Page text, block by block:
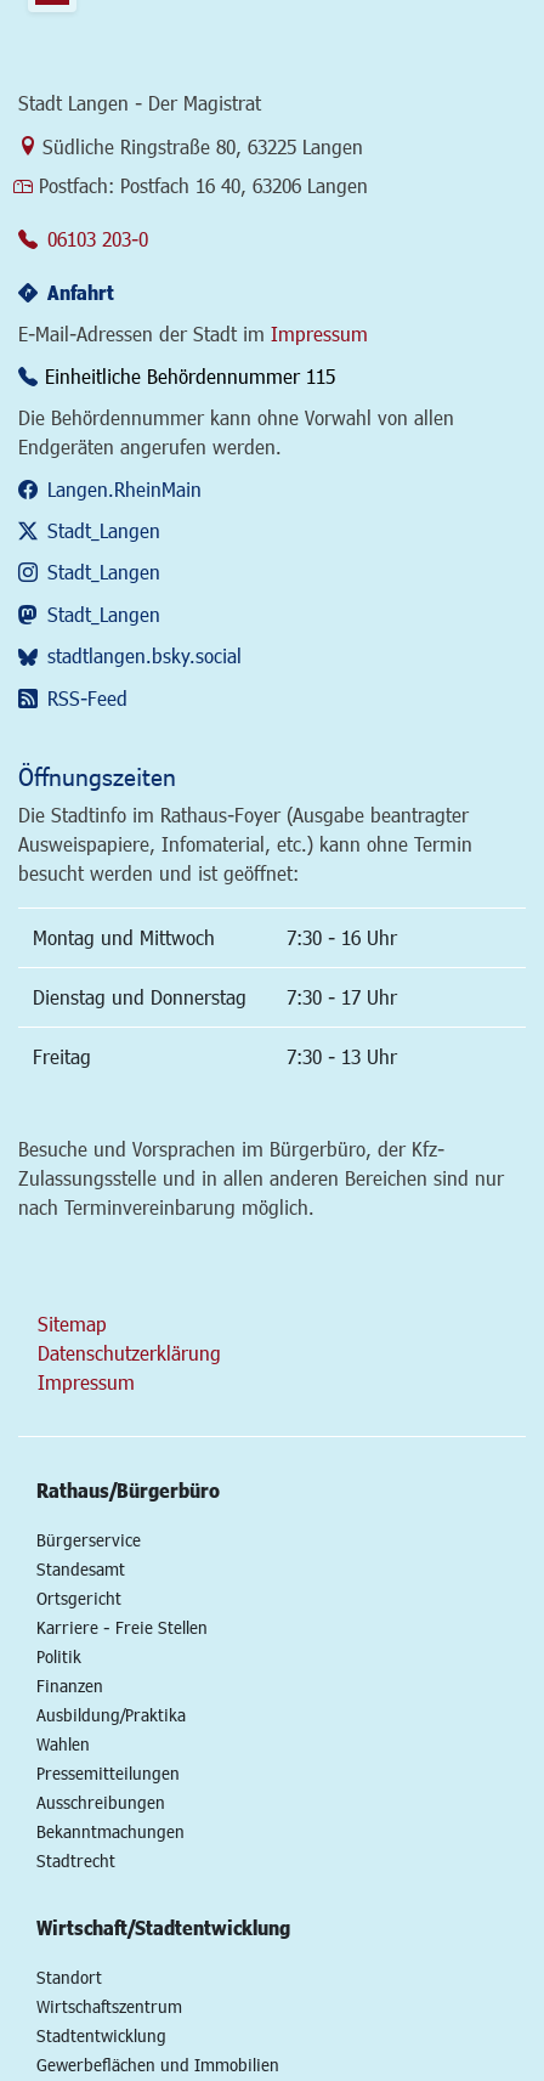
Stadt Langen - Der Magistrat
Link zur Google-Maps Navigation
Südliche Ringstraße 80, 63225 Langen
Postfach: Postfach 16 40, 63206 Langen
06103 203-0
Anfahrt
E-Mail-Adressen der Stadt im Impressum
Einheitliche Behördennummer 115
Die Behördennummer kann ohne Vorwahl von allen
Endgeräten angerufen werden.
Langen.RheinMain
Stadt_Langen
Stadt_Langen
Stadt_Langen
stadtlangen.bsky.social
RSS-Feed
Öffnungszeiten
Die Stadtinfo im Rathaus-Foyer (Ausgabe beantragter
Ausweispapiere, Infomaterial, etc.) kann ohne Termin
besucht werden und ist geöffnet:
Montag und Mittwoch 7:30 - 16 Uhr
Dienstag und Donnerstag 7:30 - 17 Uhr
Freitag 7:30 - 13 Uhr
Besuche und Vorsprachen im Bürgerbüro, der Kfz-
Zulassungsstelle und in allen anderen Bereichen sind nur
nach Terminvereinbarung möglich.
Sitemap
Datenschutzerklärung
Impressum
Rathaus/Bürgerbüro
Bürgerservice
Standesamt
Ortsgericht
Karriere - Freie Stellen
Politik
Finanzen
Ausbildung/Praktika
Wahlen
Pressemitteilungen
Ausschreibungen
Bekanntmachungen
Stadtrecht
Wirtschaft/Stadtentwicklung
Standort
Wirtschaftszentrum
Stadtentwicklung
Gewerbeflächen und Immobilien